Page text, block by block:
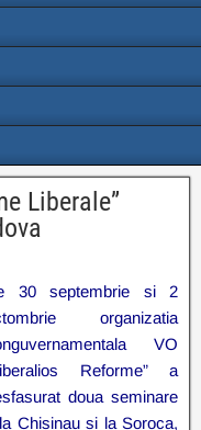
Liberale”
30 septembrie si 2
organizatia
VO
Reforme” a
doua seminare
Chisinau si la Soroca,